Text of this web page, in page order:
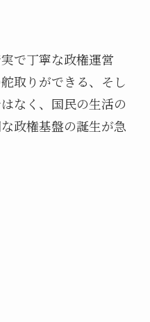
で丁寧な政権運営
取りができる、そし
なく、国民の生活の
政権基盤の誕生が急